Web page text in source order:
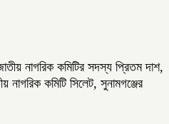
নাগরিক কমিটির সদস্য প্রিতম দাশ,
নাগরিক কমিটি সিলেট, সুনামগঞ্জের